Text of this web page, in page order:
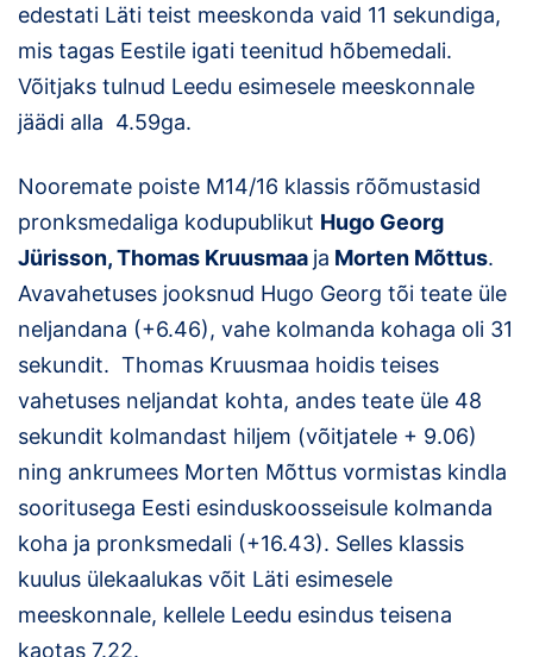
edestati Läti teist meeskonda vaid 11 sekundiga,
mis tagas Eestile igati teenitud hõbemedali.
Võitjaks tulnud Leedu esimesele meeskonnale
jäädi alla 4.59ga.
Nooremate poiste M14/16 klassis rõõmustasid
pronksmedaliga kodupublikut Hugo Georg
Jürisson, Thomas Kruusmaa ja Morten Mõttus.
Avavahetuses jooksnud Hugo Georg tõi teate üle
neljandana (+6.46), vahe kolmanda kohaga oli 31
sekundit. Thomas Kruusmaa hoidis teises
vahetuses neljandat kohta, andes teate üle 48
sekundit kolmandast hiljem (võitjatele + 9.06)
ning ankrumees Morten Mõttus vormistas kindla
sooritusega Eesti esinduskoosseisule kolmanda
koha ja pronksmedali (+16.43). Selles klassis
kuulus ülekaalukas võit Läti esimesele
meeskonnale, kellele Leedu esindus teisena
kaotas 7.22.